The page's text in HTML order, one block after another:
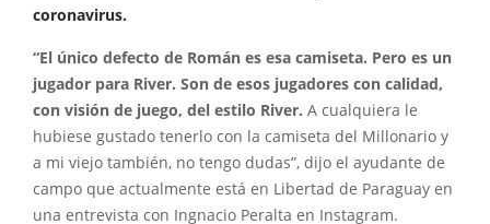
coronavirus.
“El único defecto de Román es esa camiseta. Pero es un
jugador para River. Son de esos jugadores con calidad,
con visión de juego, del estilo River. A cualquiera le
hubiese gustado tenerlo con la camiseta del Millonario y
a mi viejo también, no tengo dudas”, dijo el ayudante de
campo que actualmente está en Libertad de Paraguay en
una entrevista con Ingnacio Peralta en Instagram.